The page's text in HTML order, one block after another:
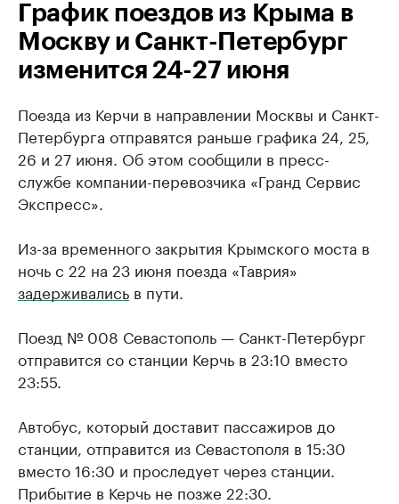
График поездов из Крыма в
Москву и Санкт-Петербург
изменится 24-27 июня
Поезда из Керчи в направлении Москвы и Санкт-
Петербурга отправятся раньше графика 24, 25,
26 и 27 июня. Об этом сообщили в пресс-
службе компании-перевозчика «Гранд Сервис
Экспресс».
Из-за временного закрытия Крымского моста в
ночь с 22 на 23 июня поезда «Таврия»
задерживались в пути.
Поезд № 008 Севастополь — Санкт-Петербург
отправится со станции Керчь в 23:10 вместо
23:55.
Автобус, который доставит пассажиров до
станции, отправится из Севастополя в 15:30
вместо 16:30 и проследует через станции.
Прибытие в Керчь не позже 22:30.